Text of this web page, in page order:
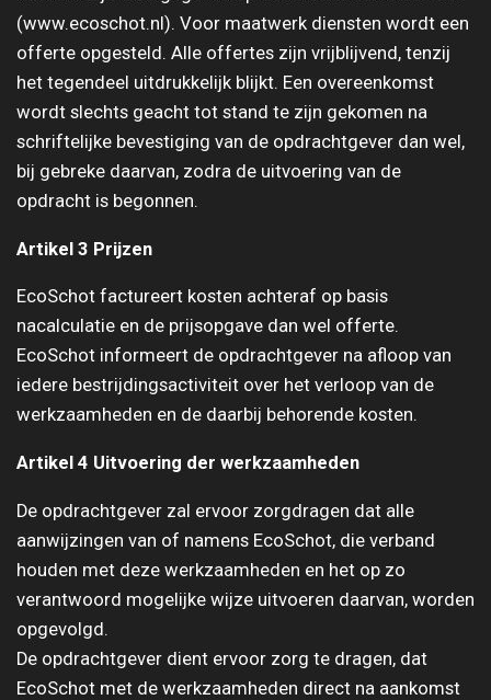
(www.ecoschot.nl). Voor maatwerk diensten wordt een
offerte opgesteld. Alle offertes zijn vrijblijvend, tenzij
het tegendeel uitdrukkelijk blijkt. Een overeenkomst
wordt slechts geacht tot stand te zijn gekomen na
schriftelijke bevestiging van de opdrachtgever dan wel,
bij gebreke daarvan, zodra de uitvoering van de
opdracht is begonnen.
Artikel 3 Prijzen
EcoSchot factureert kosten achteraf op basis
nacalculatie en de prijsopgave dan wel offerte.
EcoSchot informeert de opdrachtgever na afloop van
iedere bestrijdingsactiviteit over het verloop van de
werkzaamheden en de daarbij behorende kosten.
Artikel 4 Uitvoering der werkzaamheden
De opdrachtgever zal ervoor zorgdragen dat alle
aanwijzingen van of namens EcoSchot, die verband
houden met deze werkzaamheden en het op zo
verantwoord mogelijke wijze uitvoeren daarvan, worden
opgevolgd.
De opdrachtgever dient ervoor zorg te dragen, dat
EcoSchot met de werkzaamheden direct na aankomst